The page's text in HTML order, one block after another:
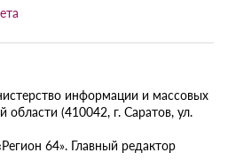
информации и массовых
области (410042, г. Саратов, ул.
64». Главный редактор